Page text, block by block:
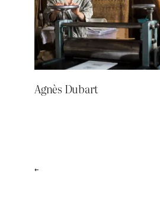
Agnès Dubart
←